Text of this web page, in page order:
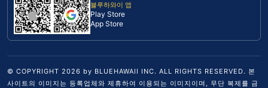
블루하와이 앱
Play Store
App Store
© COPYRIGHT 2026 by BLUEHAWAII INC. ALL RIGHTS RESERVED. 본
사이트의 이미지는 등록업체와 제휴하여 이용되는 이미지이며, 무단 복제를 금